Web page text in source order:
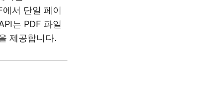
서 단일 페이
는 PDF 파일
제공합니다.